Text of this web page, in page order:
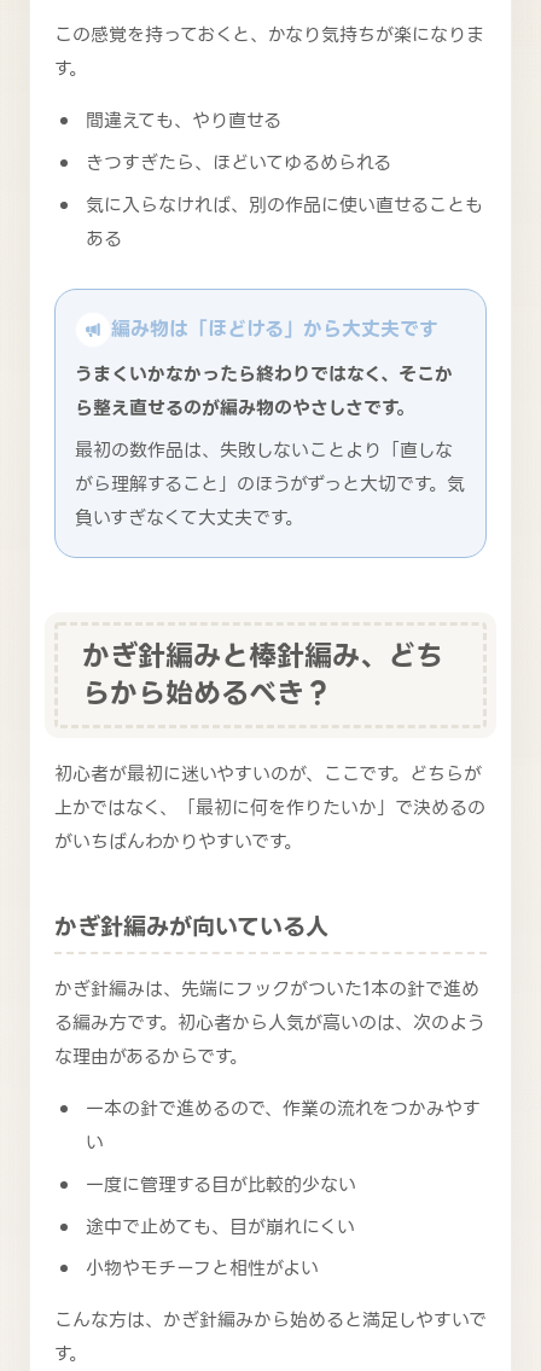
この感覚を持っておくと、かなり気持ちが楽になりま
す。
間違えても、やり直せる
きつすぎたら、ほどいてゆるめられる
気に入らなければ、別の作品に使い直せることも
ある
編み物は「ほどける」から大丈夫です
うまくいかなかったら終わりではなく、そこか
ら整え直せるのが編み物のやさしさです。
最初の数作品は、失敗しないことより「直しな
がら理解すること」のほうがずっと大切です。気
負いすぎなくて大丈夫です。
かぎ針編みと棒針編み、どち
らから始めるべき？
初心者が最初に迷いやすいのが、ここです。どちらが
上かではなく、「最初に何を作りたいか」で決めるの
がいちばんわかりやすいです。
かぎ針編みが向いている人
かぎ針編みは、先端にフックがついた1本の針で進め
る編み方です。初心者から人気が高いのは、次のよう
な理由があるからです。
一本の針で進めるので、作業の流れをつかみやす
い
一度に管理する目が比較的少ない
途中で止めても、目が崩れにくい
小物やモチーフと相性がよい
こんな方は、かぎ針編みから始めると満足しやすいで
す。